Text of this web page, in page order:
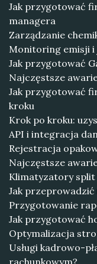
Jak przygotować
managera
Zarządzanie
Monitoring emisji i
Jak przygotować
Najczęstsze
Jak przygotować
kroku
Krok po kroku:
API i integracja
Rejestracja
Najczęstsze
Klimatyzatory split
Jak
Przygotowanie
Jak przygotować
Optymalizacja
Usługi kadrowo-
rachunkowym?